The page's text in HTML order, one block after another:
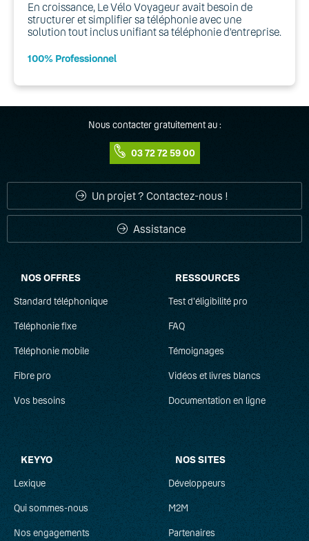
En croissance, Le Vélo Voyageur avait besoin de
structurer et simplifier sa téléphonie avec une
solution tout inclus unifiant sa téléphonie d’entreprise.
100% Professionnel
Nous contacter gratuitement au :
03 72 72 59 00
Un projet ? Contactez-nous !
Assistance
NOS OFFRES
Standard téléphonique
Téléphonie fixe
Téléphonie mobile
Fibre pro
Vos besoins
RESSOURCES
Test d'éligibilité pro
FAQ
Témoignages
Vidéos et livres blancs
Documentation en ligne
KEYYO
Lexique
Qui sommes-nous
Nos engagements
NOS SITES
Développeurs
M2M
Partenaires